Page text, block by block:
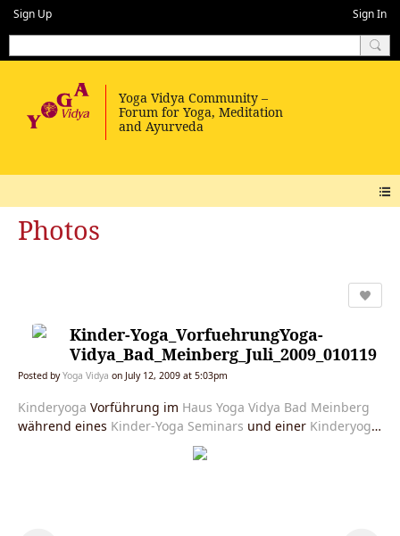
Sign Up Sign In
Photos
Kinder-Yoga_VorfuehrungYoga-
Vidya_Bad_Meinberg_Juli_2009_010119
Posted byYoga Vidya on July 12, 2009 at 5:03pm
Kinderyoga Vorführung im Haus Yoga Vidya Bad Meinberg
während eines Kinder-Yoga Seminars und einer Kinderyoga